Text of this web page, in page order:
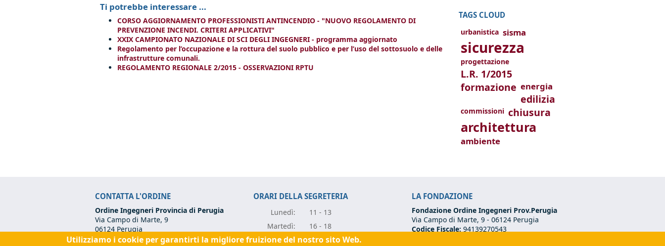
Ti potrebbe interessare ...
CORSO AGGIORNAMENTO PROFESSIONISTI ANTINCENDIO - "NUOVO REGOLAMENTO DI
PREVENZIONE INCENDI. CRITERI APPLICATIVI"
XXIX CAMPIONATO NAZIONALE DI SCI DEGLI INGEGNERI - programma aggiornato
Regolamento per l’occupazione e la rottura del suolo pubblico e per l’uso del sottosuolo e delle
infrastrutture comunali.
REGOLAMENTO REGIONALE 2/2015 - OSSERVAZIONI RPTU
TAGS CLOUD
urbanistica sisma
sicurezza
progettazione
L.R. 1/2015
formazione energia
edilizia
commissioni chiusura
architettura
ambiente
CONTATTA L'ORDINE
Ordine Ingegneri Provincia di Perugia
Via Campo di Marte, 9
06124 Perugia
Codice Fiscale:80017570542
ORARI DELLA SEGRETERIA
Lunedì:
11 - 13
Martedì:
16 - 18
Mercoledì: 11 - 13
LA FONDAZIONE
Fondazione Ordine Ingegneri Prov.Perugia
Via Campo di Marte, 9 - 06124 Perugia
Codice Fiscale: 94139270543
Utilizziamo i cookie per garantirti la migliore fruizione del nostro sito Web.